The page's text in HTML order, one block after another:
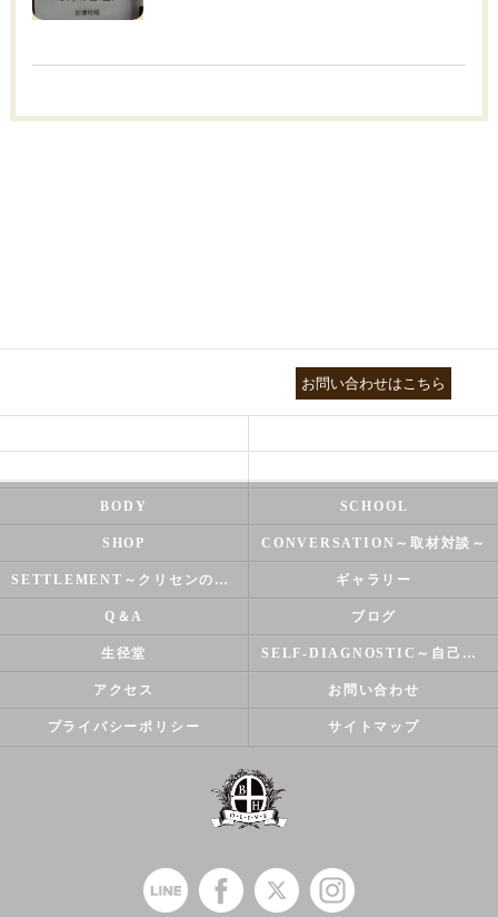
お問い合わせはこちら
BODY SCHOOL
SHOP CONVERSATION～取材対談～
SETTLEMENT～クリセンのズバリ解決シリーズ～ ギャラリー
Q＆A ブログ
生径堂 SELF-DIAGNOSTIC～自己診断～
アクセス お問い合わせ
プライバシーポリシー サイトマップ